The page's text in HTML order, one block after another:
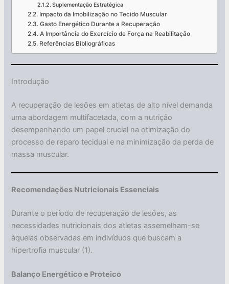
Suplementação Estratégica
Impacto da Imobilização no Tecido Muscular
Gasto Energético Durante a Recuperação
A Importância do Exercício de Força na Reabilitação
Referências Bibliográficas
Introdução
A recuperação de lesões em atletas de alto nível demanda
uma abordagem multifacetada, com a nutrição
desempenhando um papel crucial na otimização do
processo de reparo tecidual e na minimização da perda de
massa muscular.
Recomendações Nutricionais Essenciais
Durante o período de recuperação de lesões, as
necessidades nutricionais dos atletas assemelham-se
àquelas observadas em indivíduos que buscam a
hipertrofia muscular (1).
Balanço Energético e Proteico